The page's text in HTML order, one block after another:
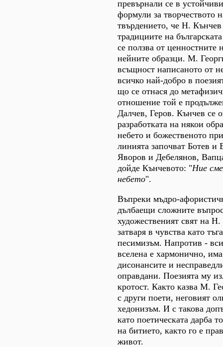
превърнали се в
формули за творчеството
твърдението, че Н. Кънчев
традициите на
се ползва от ценностните
нейните образци. М.
всъщност написаното от
всичко най-добро в
що се отнася до
отношение той е
Далчев, Геров. Кънчев се
разработката на някои
небето и божественото
линията започват Ботев и
Яворов и Дебелянов,
дойде Кънчевото: "Ние
небето".
Въпреки мъдро-
дълбаещи сложните
художественият свят на
затваря в чувства като
песимизъм. Напротив -
вселена е хармонично,
дисонансите и
оправдани. Поезията му
кротост. Както казва М.
с други поети, неговият
хедонизъм. И с такова
като поетическата дарба
на битието, както го е
живот.